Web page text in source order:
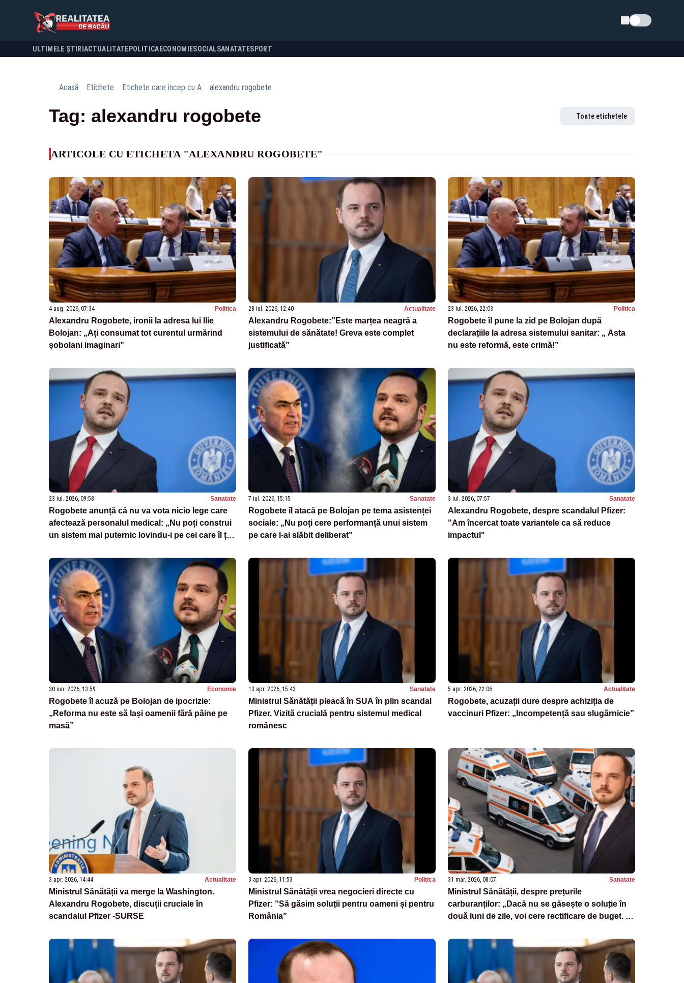
Schimba tema
ULTIMELE ȘTIRI ACTUALITATE POLITICA ECONOMIESOCIALSANATATESPORT
Acasă Etichete Etichete care încep cu A alexandru rogobete
Tag: alexandru rogobete Toate etichetele
ARTICOLE CU ETICHETA "ALEXANDRU ROGOBETE"
4 aug. 2026, 07:34 Politica
Alexandru Rogobete, ironii la adresa lui Ilie
Bolojan: „Ați consumat tot curentul urmărind
șobolani imaginari”
28 iul. 2026, 12:40 Actualitate
Alexandru Rogobete:”Este marțea neagră a
sistemului de sănătate! Greva este complet
justificată”
23 iul. 2026, 22:03 Politica
Rogobete îl pune la zid pe Bolojan după
declarațiile la adresa sistemului sanitar: „ Asta
nu este reformă, este crimă!”
23 iul. 2026, 09:58 Sanatate
Rogobete anunță că nu va vota nicio lege care
afectează personalul medical: „Nu poți construi
un sistem mai puternic lovindu-i pe cei care îl țin
7 iul. 2026, 15:15 Sanatate
Rogobete îl atacă pe Bolojan pe tema asistenței
sociale: „Nu poți cere performanță unui sistem
pe care l-ai slăbit deliberat”
3 iul. 2026, 07:57 Sanatate
Alexandru Rogobete, despre scandalul Pfizer:
"Am încercat toate variantele ca să reduce
impactul"
30 iun. 2026, 13:59 Economie
Rogobete îl acuză pe Bolojan de ipocrizie:
„Reforma nu este să lași oamenii fără pâine pe
masă”
13 apr. 2026, 15:43 Sanatate
Ministrul Sănătății pleacă în SUA în plin scandal
Pfizer. Vizită crucială pentru sistemul medical
românesc
5 apr. 2026, 22:06 Actualitate
Rogobete, acuzații dure despre achiziția de
vaccinuri Pfizer: „Incompetență sau slugărnicie”
3 apr. 2026, 14:44 Actualitate
Ministrul Sănătății va merge la Washington.
Alexandru Rogobete, discuții cruciale în
scandalul Pfizer -SURSE
3 apr. 2026, 11:53 Politica
Ministrul Sănătății vrea negocieri directe cu
Pfizer: ”Să găsim soluții pentru oameni și pentru
România”
31 mar. 2026, 08:07 Sanatate
Ministrul Sănătății, despre prețurile
carburanților: „Dacă nu se găsește o soluție în
două luni de zile, voi cere rectificare de buget. O